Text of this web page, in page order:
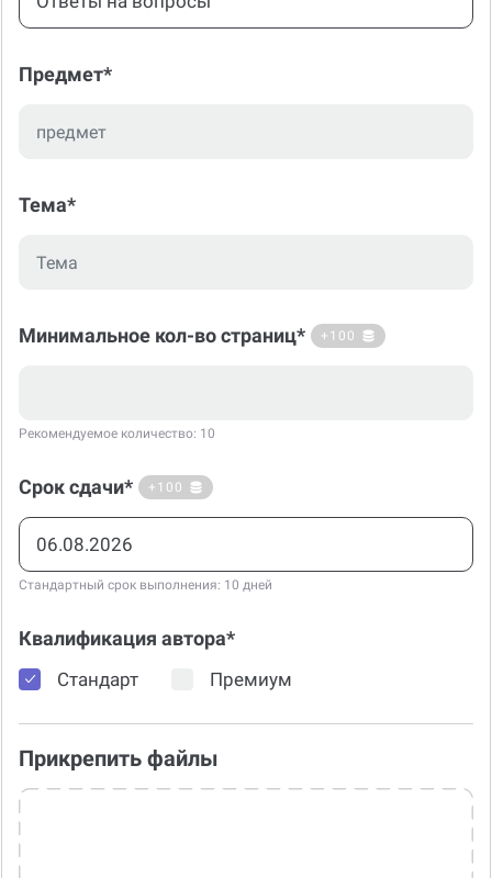
Предмет*
Тема*
Минимальное кол-во страниц* +100
Рекомендуемое количество: 10
Срок сдачи* +100
Стандартный срок выполнения: 10 дней
Квалификация автора*
Стандарт Премиум
Прикрепить файлы